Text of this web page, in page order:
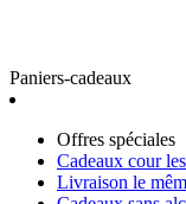
Paniers-cadeaux
Offres spéciales
Cadeaux cour
Livraison le